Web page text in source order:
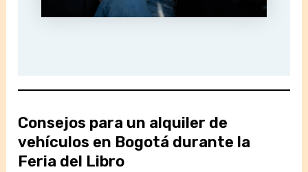
Consejos para un alquiler de
vehículos en Bogotá durante la
Feria del Libro